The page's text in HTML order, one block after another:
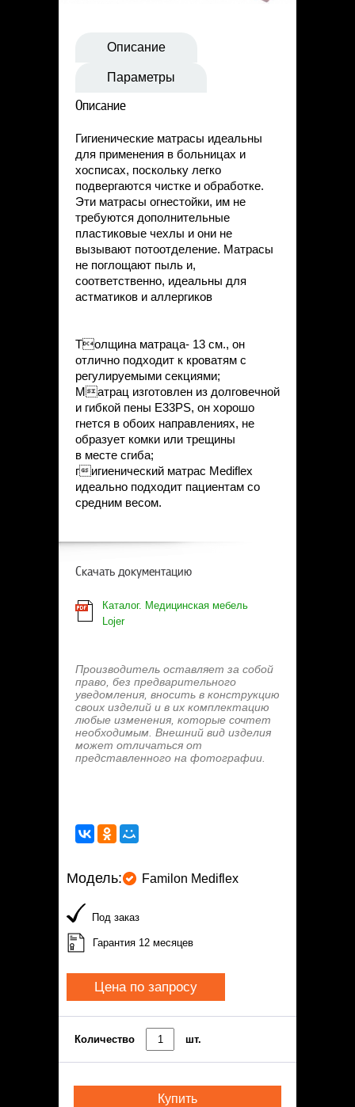
Описание
Параметры
Описание
Гигиенические матрасы идеальны
для применения в больницах и
хосписах, поскольку легко
подвергаются чистке и обработке.
Эти матрасы огнестойки, им не
требуются дополнительные
пластиковые чехлы и они не
вызывают потоотделение. Матрасы
не поглощают пыль и,
соответственно, идеальны для
астматиков и аллергиков
Толщина матраца- 13 см., он
отлично подходит к кроватям с
регулируемыми секциями;
Матрац изготовлен из долговечной
и гибкой пены E33PS, он хорошо
гнется в обоих направлениях, не
образует комки или трещины
в месте сгиба;
гигиенический матрас Mediflex
идеально подходит пациентам со
средним весом.
Скачать документацию
Каталог. Медицинская мебель
Lojer
Производитель оставляет за собой
право, без предварительного
уведомления, вносить в конструкцию
своих изделий и в их комплектацию
любые изменения, которые сочтет
необходимым. Внешний вид изделия
может отличаться от
представленного на фотографии.
Модель: Familon Mediflex
Под заказ
Гарантия 12 месяцев
Цена по запросу
Количество шт.
Купить